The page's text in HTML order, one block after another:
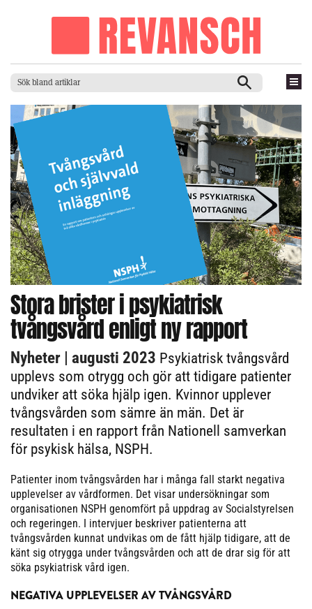
Stora brister i psykiatrisk
tvångsvård enligt ny rapport
Nyheter | augusti 2023 Psykiatrisk tvångsvård
upplevs som otrygg och gör att tidigare patienter
undviker att söka hjälp igen. Kvinnor upplever
tvångsvården som sämre än män. Det är
resultaten i en rapport från Nationell samverkan
för psykisk hälsa, NSPH.
Patienter inom tvångsvården har i många fall starkt negativa
upplevelser av vårdformen. Det visar undersökningar som
organisationen NSPH genomfört på uppdrag av Socialstyrelsen
och regeringen. I intervjuer beskriver patienterna att
tvångsvården kunnat undvikas om de fått hjälp tidigare, att de
känt sig otrygga under tvångsvården och att de drar sig för att
söka psykiatrisk vård igen.
NEGATIVA UPPLEVELSER AV TVÅNGSVÅRD